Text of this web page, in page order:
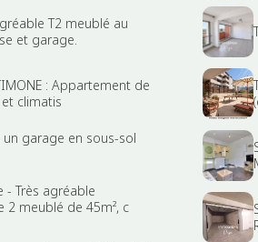
T2 meublé au
et garage.
: Appartement de
climatis
un garage en sous-sol
- Très agréable
2 meublé de 45m², c